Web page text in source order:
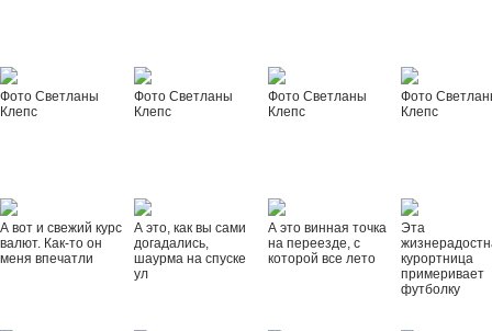
Фото Светланы
Клепс
Фото Светланы
Клепс
Фото Светланы
Клепс
Фото
Клепс
А вот и свежий курс
валют. Как-то он
меня впечатли
А это, как вы сами
догадались,
шаурма на спуске
ул
А это винная точка
на переезде, с
которой все лето
Эта
курортница
примеривает
футболку